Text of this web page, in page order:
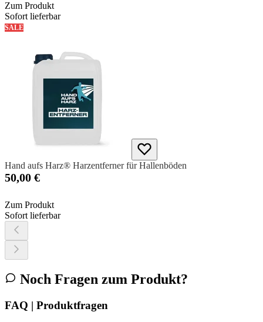
Zum Produkt
Sofort lieferbar
SALE
Hand aufs Harz® Harzentferner für Hallenböden
50,00 €
Zum Produkt
Sofort lieferbar
Noch Fragen zum Produkt?
FAQ | Produktfragen